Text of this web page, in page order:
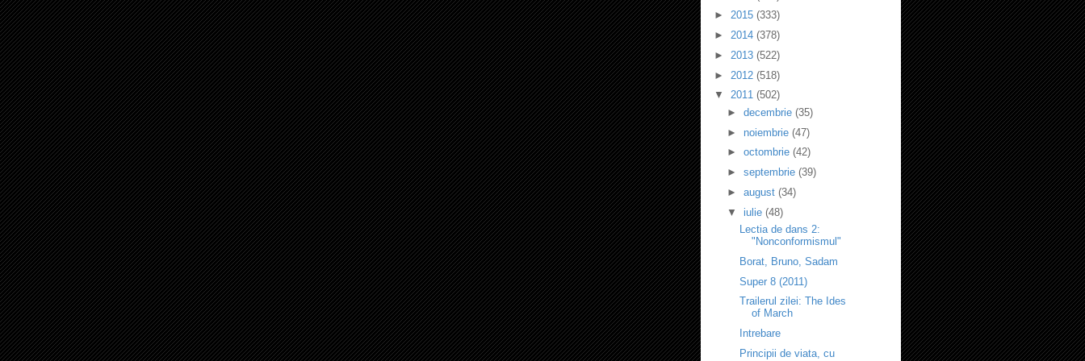
► 2015 (333)
► 2014 (378)
► 2013 (522)
► 2012 (518)
▼ 2011 (502)
► decembrie (35)
► noiembrie (47)
► octombrie (42)
► septembrie (39)
► august (34)
▼ iulie (48)
Lectia de dans 2:
"Nonconformismul"
Borat, Bruno, Sadam
Super 8 (2011)
Trailerul zilei: The Ides
of March
Intrebare
Principii de viata, cu